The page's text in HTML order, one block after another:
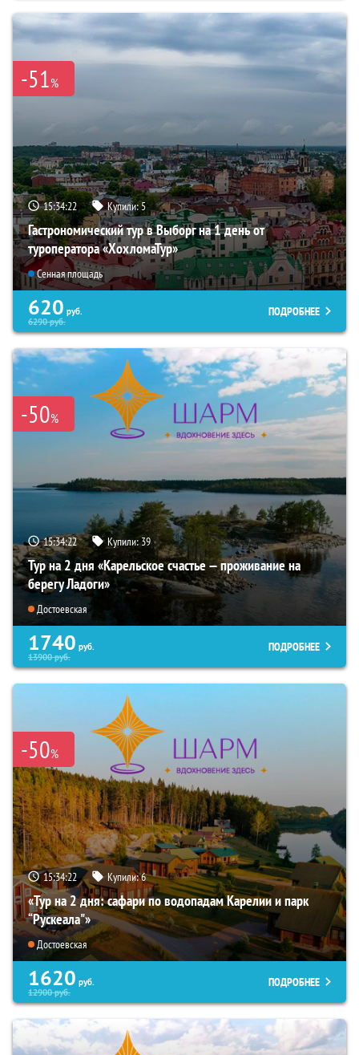
-51%
15:34:21 Купили:5
Гастрономический тур в Выборг на 1 день от
туроператора «ХохломаТур»
Сенная площадь
620 руб.
6290руб.
ПОДРОБНЕЕ
-50%
15:34:21 Купили:39
Тур на 2 дня «Карельское счастье — проживание на
берегу Ладоги»
Достоевская
1740 руб.
13900руб.
ПОДРОБНЕЕ
-50%
15:34:21 Купили:6
«Тур на 2 дня: сафари по водопадам Карелии и парк
“Рускеала"»
Достоевская
1620 руб.
12900руб.
ПОДРОБНЕЕ